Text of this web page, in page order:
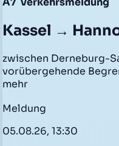
Kassel →
zwischen Derneburg-
vorübergehende
mehr
Meldung
05.08.26, 13:30